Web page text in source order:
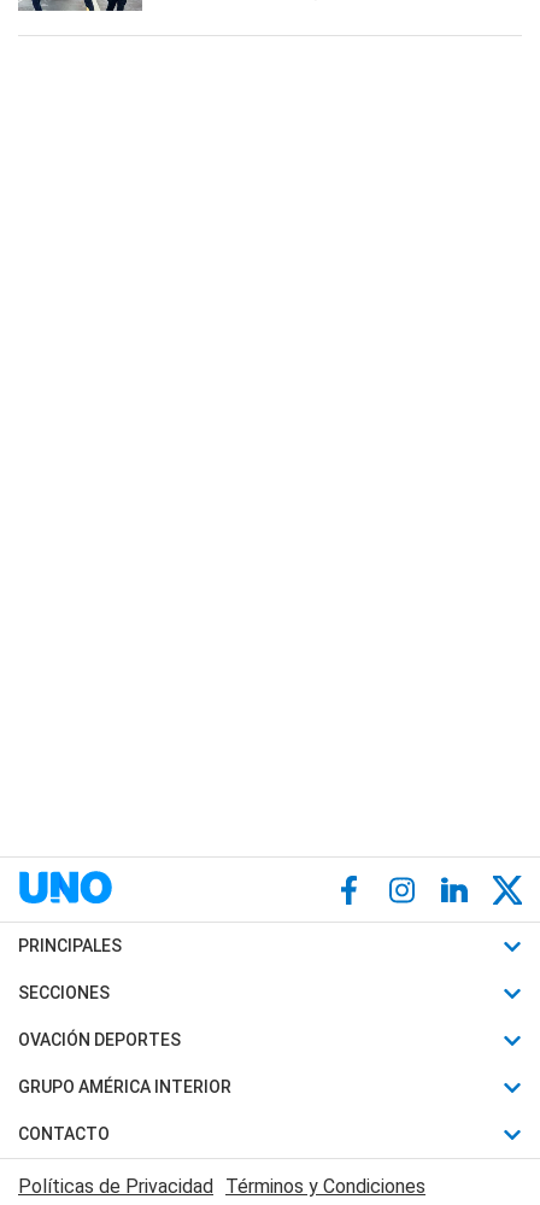
PRINCIPALES
Últimas Noticias
Política
Judiciales
Economia
SECCIONES
Horóscopo
Motores
Trucos caseros
Series y Películas
OVACIÓN DEPORTES
Fútbol
Mundial
Automovilismo
GRUPO AMÉRICA INTERIOR
Canal 7 en Vivo
CONTACTO
Acerca de Nosotros
Políticas de Privacidad Términos y Condiciones